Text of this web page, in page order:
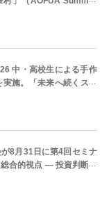
― 7カ国27名の学生が
中・高校生による手作
施。「未来へ続くスマ
動車技術会 関東支部、
催
8月31日に第4回セミナ
合的視点 ― 投資判断に
開催